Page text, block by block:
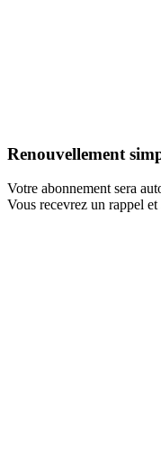
Renouvellement
Votre abonnement sera
Vous recevrez un rappel